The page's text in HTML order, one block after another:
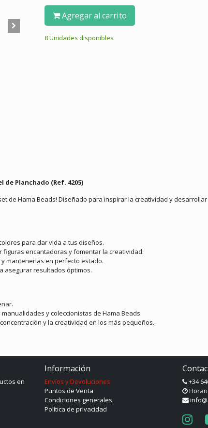
Agregar al carrito
8 Unidades disponibles
de Planchado (Ref. 4205)
de Hama Beads! Diseñado para inspirar la creatividad y
para dar vida a tus diseños.
figuras encantadoras y fomentar la creatividad.
mantenerlas en perfecto estado.
asegurar resultados óptimos.
y coleccionistas de Hama Beads.
y la creatividad en los más pequeños.
en
Información
Envíos y Devoluciones
Puntos de Venta
Condiciones generales
Política de privacidad
+34